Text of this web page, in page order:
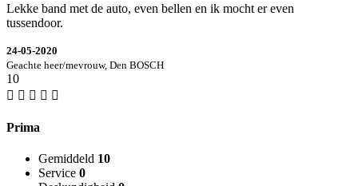
Lekke band met de auto, even bellen en ik mocht er even
tussendoor.
24-05-2020
Geachte heer/mevrouw, Den BOSCH
10
Prima
Gemiddeld 10
Service 0